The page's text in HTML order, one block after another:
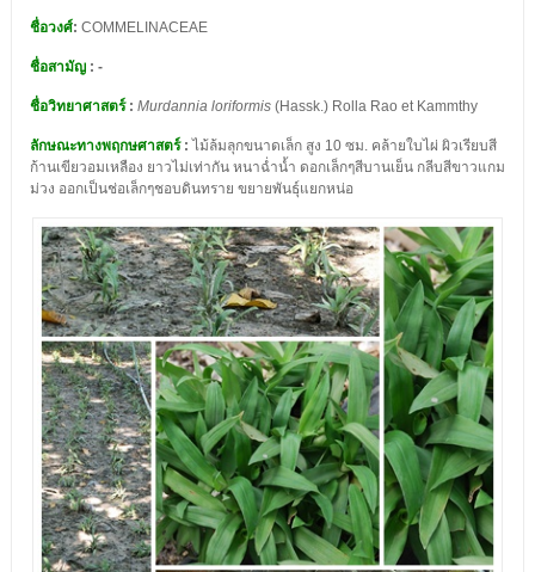
ชื่อวงศ์: COMMELINACEAE
ชื่อสามัญ: -
ชื่อวิทยาศาสตร์: Murdannia loriformis(Hassk.) Rolla Rao et Kammthy
ลักษณะทางพฤกษศาสตร์ : ไม้ล้มลุกขนาดเล็ก สูง 10 ซม. คล้ายใบไผ่ ผิวเรียบสี
ก้านเขียวอมเหลือง ยาวไม่เท่ากัน หนาฉ่ำน้ำ ดอกเล็กๆสีบานเย็น กลีบสีขาวแกม
ม่วง ออกเป็นช่อเล็กๆชอบดินทราย ขยายพันธุ์แยกหน่อ